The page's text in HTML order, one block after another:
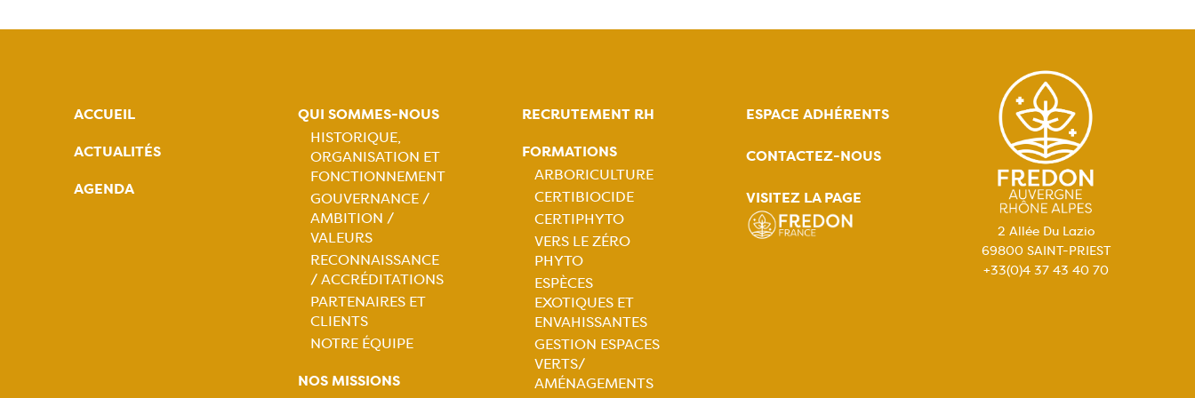
ACCUEIL
ACTUALITÉS
AGENDA
QUI SOMMES-NOUS
Navigation
principale
HISTORIQUE,
ORGANISATION ET
FONCTIONNEMENT
GOUVERNANCE /
AMBITION /
VALEURS
RECONNAISSANCE
/ ACCRÉDITATIONS
PARTENAIRES ET
CLIENTS
NOTRE ÉQUIPE
NOS MISSIONS
RECRUTEMENT RH
FORMATIONS
Navigation
principale
ARBORICULTURE
CERTIBIOCIDE
CERTIPHYTO
VERS LE ZÉRO
PHYTO
ESPÈCES
EXOTIQUES ET
ENVAHISSANTES
GESTION ESPACES
VERTS/
AMÉNAGEMENTS
ESPACE ADHÉRENTS
CONTACTEZ-NOUS
VISITEZ LA PAGE
2 Allée Du Lazio
69800 SAINT-PRIEST
+33(0)4 37 43 40 70